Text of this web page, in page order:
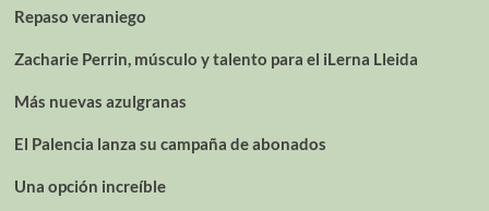
Repaso veraniego
Zacharie Perrin, músculo y talento para el iLerna Lleida
Más nuevas azulgranas
El Palencia lanza su campaña de abonados
Una opción increíble